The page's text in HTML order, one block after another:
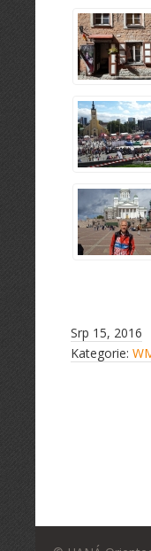
Srp 15, 2016
Kategorie: